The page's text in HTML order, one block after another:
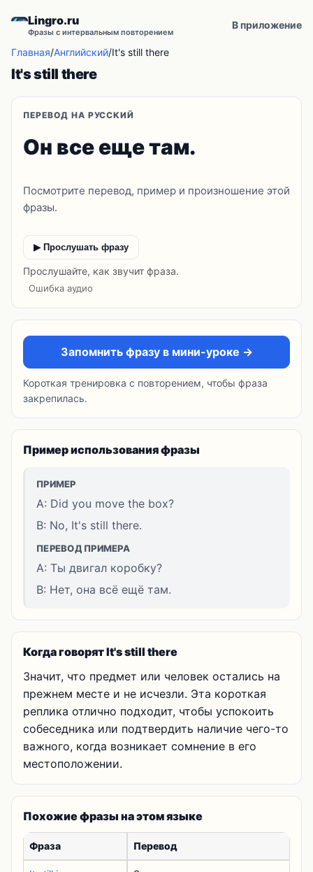
Lingro.ru
Фразы с интервальным повторением
В приложение
Главная/Английский/It's still there
It's still there
ПЕРЕВОД НА РУССКИЙ
Он все еще там.
Посмотрите перевод, пример и произношение этой
фразы.
▶ Прослушать фразу
Прослушайте, как звучит фраза.
Ошибка аудио
Запомнить фразу в мини-уроке →
Короткая тренировка с повторением, чтобы фраза
закрепилась.
Пример использования фразы
ПРИМЕР
A: Did you move the box?
B: No, It's still there.
ПЕРЕВОД ПРИМЕРА
A: Ты двигал коробку?
B: Нет, она всё ещё там.
Когда говорят It's still there
Значит, что предмет или человек остались на
прежнем месте и не исчезли. Эта короткая
реплика отлично подходит, чтобы успокоить
собеседника или подтвердить наличие чего-то
важного, когда возникает сомнение в его
местоположении.
Похожие фразы на этом языке
Фраза Перевод